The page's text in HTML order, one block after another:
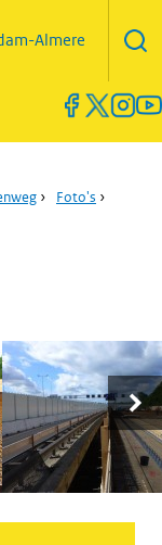
Almere
› Foto's ›